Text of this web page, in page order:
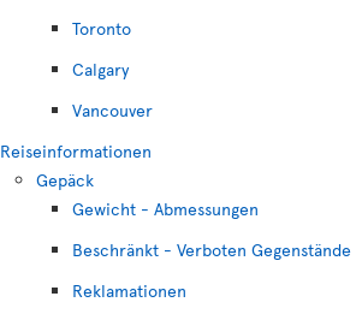
Toronto
Calgary
Vancouver
Reiseinformationen
Gepäck
Gewicht - Abmessungen
Beschränkt - Verboten Gegenstände
Reklamationen